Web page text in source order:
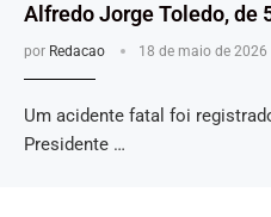
Alfredo Jorge Toledo, de
por Redacao 18 de maio de 2026
Um acidente fatal foi
Presidente …